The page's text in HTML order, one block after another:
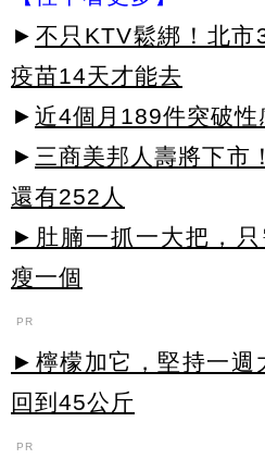
► 不只KTV鬆綁！北
疫苗14天才能去
► 近4個月189件突破性
► 三商美邦人壽將下市
還有252人
►肚腩一抓一大把，
瘦一個
PR
►檸檬加它，堅持一週
回到45公斤
PR